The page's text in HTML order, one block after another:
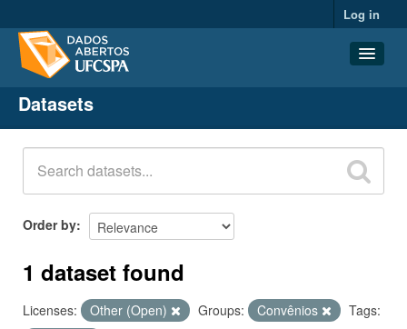
Log in
Datasets
Organizations
Groups
About
Datasets
Order by
1 dataset found
Licenses: Other (Open) Groups: Convênios
Tags: